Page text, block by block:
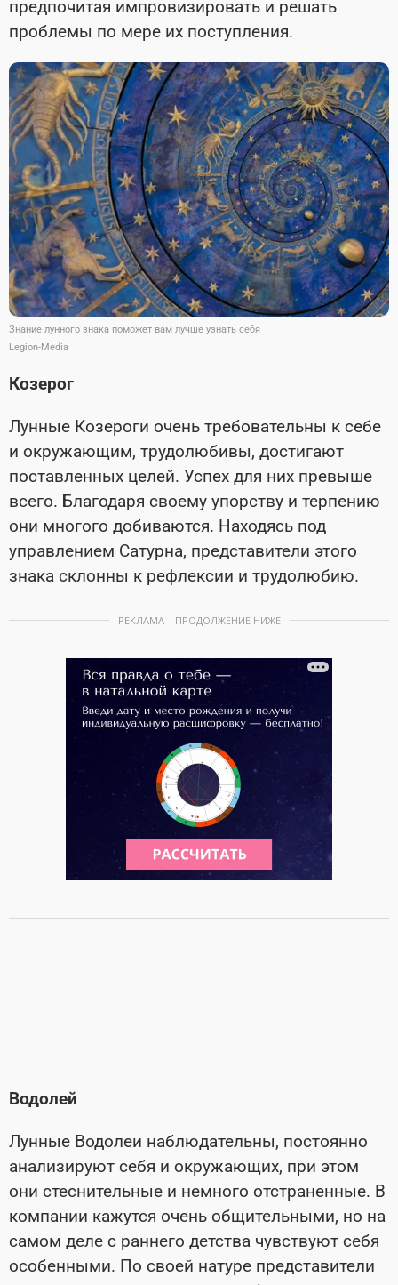
предпочитая импровизировать и решать
проблемы по мере их поступления.
Знание лунного знака поможет вам лучше узнать себя
Legion-Media
Козерог
Лунные Козероги очень требовательны к себе
и окружающим, трудолюбивы, достигают
поставленных целей. Успех для них превыше
всего. Благодаря своему упорству и терпению
они многого добиваются. Находясь под
управлением Сатурна, представители этого
знака склонны к рефлексии и трудолюбию.
РЕКЛАМА – ПРОДОЛЖЕНИЕ НИЖЕ
Водолей
Лунные Водолеи наблюдательны, постоянно
анализируют себя и окружающих, при этом
они стеснительные и немного отстраненные. В
компании кажутся очень общительными, но на
самом деле с раннего детства чувствуют себя
особенными. По своей натуре представители